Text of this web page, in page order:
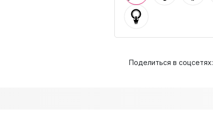
Поделиться в соцсетях: